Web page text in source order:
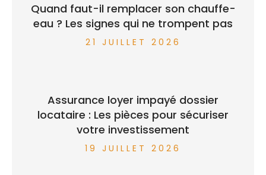
Quand faut-il remplacer son chauffe-
eau ? Les signes qui ne trompent pas
21 JUILLET 2026
Assurance loyer impayé dossier
locataire : Les pièces pour sécuriser
votre investissement
19 JUILLET 2026